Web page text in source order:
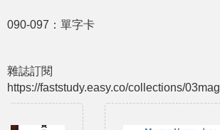
090-097：單字卡
雜誌訂閱
https://faststudy.easy.co/collections/03mag